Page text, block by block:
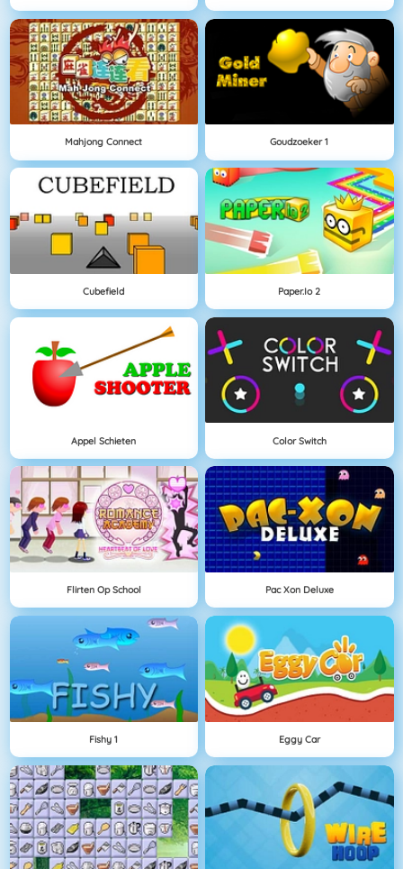
Mahjong Connect Goudzoeker 1
Cubefield Paper.io 2
Appel Schieten Color Switch
Flirten Op School Pac Xon Deluxe
Fishy 1 Eggy Car